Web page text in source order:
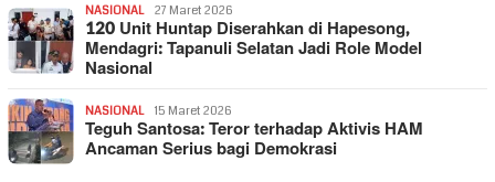
NASIONAL 27 Maret 2026
120 Unit Huntap Diserahkan di Hapesong,
Mendagri: Tapanuli Selatan Jadi Role Model
Nasional
NASIONAL 15 Maret 2026
Teguh Santosa: Teror terhadap Aktivis HAM
Ancaman Serius bagi Demokrasi